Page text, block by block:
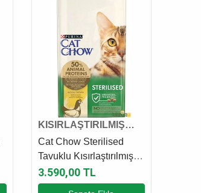
KISIRLAŞTIRILMIŞ
KEDİ MAMASI
Cat Chow Sterilised
Tavuklu Kısırlaştırılmış
Kedi Maması 15 Kg
3.590,00 TL